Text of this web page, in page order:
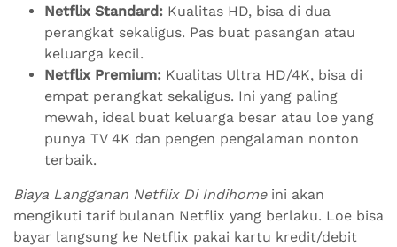
Netflix Standard: Kualitas HD, bisa di dua
perangkat sekaligus. Pas buat pasangan atau
keluarga kecil.
Netflix Premium: Kualitas Ultra HD/4K, bisa di
empat perangkat sekaligus. Ini yang paling
mewah, ideal buat keluarga besar atau loe yang
punya TV 4K dan pengen pengalaman nonton
terbaik.
Biaya Langganan Netflix Di Indihomeini akan
mengikuti tarif bulanan Netflix yang berlaku. Loe bisa
bayar langsung ke Netflix pakai kartu kredit/debit